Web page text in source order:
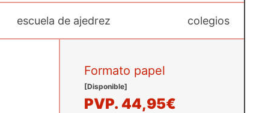
escuela de ajedrez colegios
Formato papel
[Disponible]
PVP. 44,95€